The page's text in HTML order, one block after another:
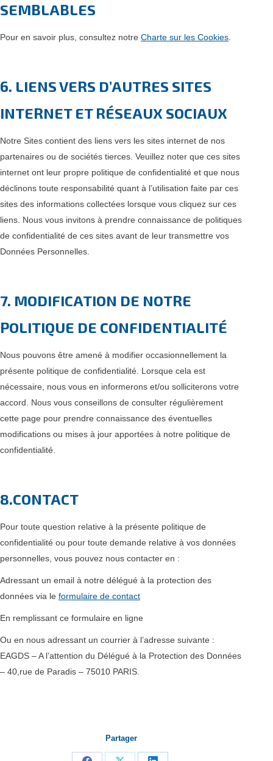
SEMBLABLES
Pour en savoir plus, consultez notre Charte sur les Cookies
6. LIENS VERS D’AUTRES SITES
INTERNET ET RÉSEAUX SOCIAUX
Notre Sites contient des liens vers les sites internet de nos
partenaires ou de sociétés tierces. Veuillez noter que ces sites
internet ont leur propre politique de confidentialité et que nous
déclinons toute responsabilité quant à l’utilisation faite par ces
sites des informations collectées lorsque vous cliquez sur ces
liens. Nous vous invitons à prendre connaissance de politiques
de confidentialité de ces sites avant de leur transmettre vos
Données Personnelles.
7. MODIFICATION DE NOTRE
POLITIQUE DE CONFIDENTIALITÉ
Nous pouvons être amené à modifier occasionnellement la
présente politique de confidentialité. Lorsque cela est
nécessaire, nous vous en informerons et/ou solliciterons votre
accord. Nous vous conseillons de consulter régulièrement
cette page pour prendre connaissance des éventuelles
modifications ou mises à jour apportées à notre politique de
confidentialité.
8.CONTACT
Pour toute question relative à la présente politique de
confidentialité ou pour toute demande relative à vos données
personnelles, vous pouvez nous contacter en :
Adressant un email à notre délégué à la protection des
données via le formulaire de contact
En remplissant ce formulaire en ligne
Ou en nous adressant un courrier à l’adresse suivante :
EAGDS – A l’attention du Délégué à la Protection des Données
– 40,rue de Paradis – 75010 PARIS.
Partager